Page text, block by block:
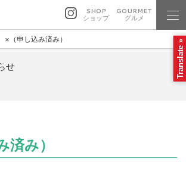
SHOP
ショップ
GOURMET
グルメ
×（申し込み済み）
せ
済み）
Translate »